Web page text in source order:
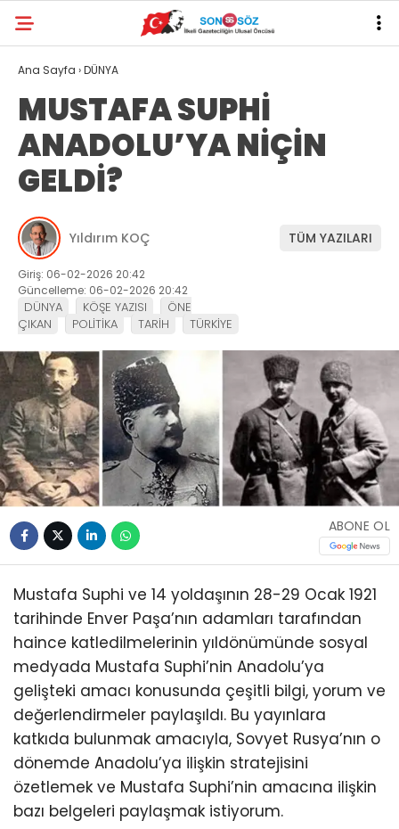
Ana Sayfa ›DÜNYA
MUSTAFA SUPHİ
ANADOLU’YA NİÇİN
GELDİ?
Yıldırım KOÇ TÜM YAZILARI
Giriş: 06-02-2026 20:42
Güncelleme: 06-02-2026 20:42
DÜNYA KÖŞE YAZISI
ÖNE
ÇIKAN
POLİTİKA TARİH TÜRKİYE
ABONE OL
Mustafa Suphi ve 14 yoldaşının 28-29 Ocak 1921
tarihinde Enver Paşa’nın adamları tarafından
haince katledilmelerinin yıldönümünde sosyal
medyada Mustafa Suphi’nin Anadolu’ya
gelişteki amacı konusunda çeşitli bilgi, yorum ve
değerlendirmeler paylaşıldı. Bu yayınlara
katkıda bulunmak amacıyla, Sovyet Rusya’nın o
dönemde Anadolu’ya ilişkin stratejisini
özetlemek ve Mustafa Suphi’nin amacına ilişkin
bazı belgeleri paylaşmak istiyorum.